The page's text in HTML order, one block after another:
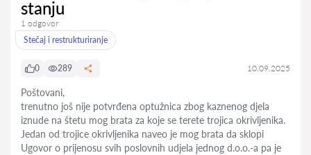
stanju
1 odgovor
Stečaj i restrukturiranje
0 289 10.09.2025
Poštovani,
trenutno još nije potvrđena optužnica zbog kaznenog djela
iznude na štetu mog brata za koje se terete trojica okrivljenika.
Jedan od trojice okrivljenika naveo je mog brata da sklopi
Ugovor o prijenosu svih poslovnih udjela jednog d.o.o.-a pa je